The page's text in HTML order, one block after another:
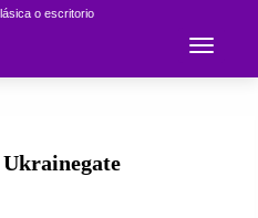
o escritorio
Toggle